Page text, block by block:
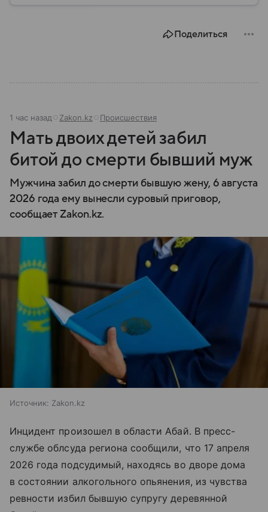
Поделиться
1 час назад Zakon.kz Происшествия
Мать двоих детей забил
битой до смерти бывший муж
Мужчина забил до смерти бывшую жену, 6 августа
2026 года ему вынесли суровый приговор,
сообщает Zakon.kz.
Источник: Zakon.kz
Инцидент произошел в области Абай. В пресс-
службе облсуда региона сообщили, что 17 апреля
2026 года подсудимый, находясь во дворе дома
в состоянии алкогольного опьянения, из чувства
ревности избил бывшую супругу деревянной